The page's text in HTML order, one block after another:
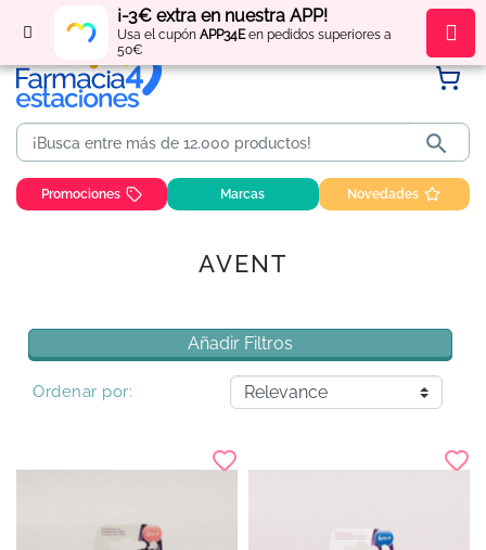
¡-3€ extra en nuestra APP!
Usa el cupón APP34Een pedidos superiores a
50€
Regístratey obténpuntos por tus compras

Promociones Marcas Novedades
AVENT
Añadir Filtros
Ordenar por: